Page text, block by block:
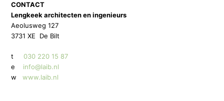
CONTACT
Lengkeek architecten en ingenieurs
Aeolusweg 127
3731 XE De Bilt
t030 220 15 87
e info@laib.nl
w
www.laib.nl